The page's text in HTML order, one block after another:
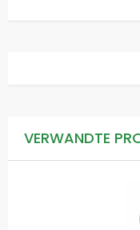
VERWANDTE